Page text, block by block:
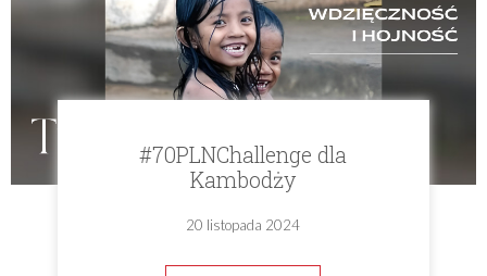
#70PLNChallenge dla
Kambodży
20 listopada 2024